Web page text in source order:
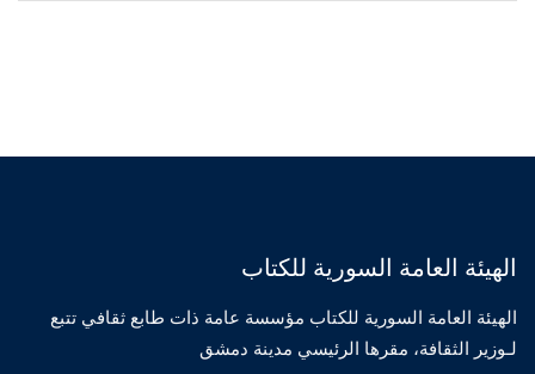
الهيئة العامة السورية للكتاب
الهيئة العامة السورية للكتاب مؤسسة عامة ذات طابع ثقافي تتبع
لـوزير الثقافة، مقرها الرئيسي مدينة دمشق